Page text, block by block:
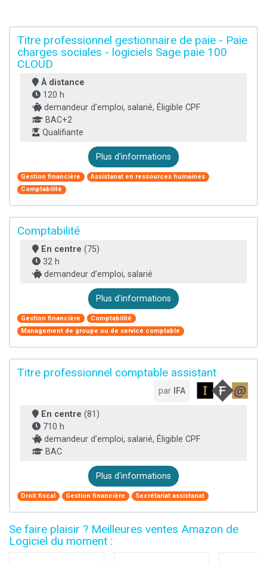
Titre professionnel gestionnaire de paie - Paie
charges sociales - logiciels Sage paie 100
CLOUD
À distance
120 h
demandeur d’emploi, salarié, Éligible CPF
BAC+2
Qualifiante
Plus d'informations
Gestion financière
Assistanat en ressources humaines
Comptabilité
Comptabilité
En centre (75)
32 h
demandeur d’emploi, salarié
Plus d'informations
Gestion financière
Comptabilité
Management de groupe ou de service comptable
Titre professionnel comptable assistant
par IFA
En centre (81)
710 h
demandeur d’emploi, salarié, Éligible CPF
BAC
Plus d'informations
Droit fiscal Gestion financière Secrétariat assistanat
Se faire plaisir ? Meilleures ventes Amazon de
Logiciel du moment :